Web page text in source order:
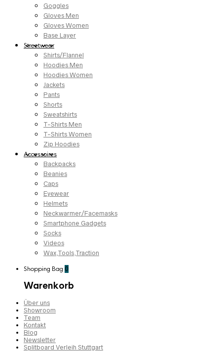
Goggles
Gloves Men
Gloves Women
Base Layer
Streetwear
Shirts/Flannel
Hoodies Men
Hoodies Women
Jackets
Pants
Shorts
Sweatshirts
T-Shirts Men
T-Shirts Women
Zip Hoodies
Accessoires
Backpacks
Beanies
Caps
Eyewear
Helmets
Neckwarmer/Facemasks
Smartphone Gadgets
Socks
Videos
Wax,Tools,Traction
Shopping Bag 0
Warenkorb
Über uns
Showroom
Team
Kontakt
Blog
Newsletter
Splitboard Verleih Stuttgart